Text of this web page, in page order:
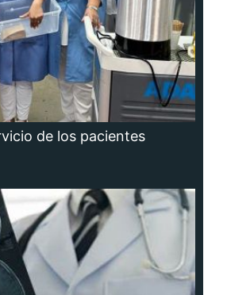
de los pacientes